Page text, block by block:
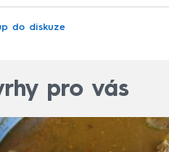
do diskuze
pro vás